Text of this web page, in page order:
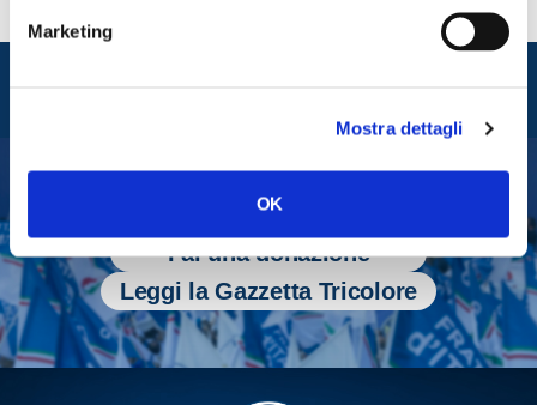
Marketing
Mostra dettagli
OK
Tesserati
Fai una donazione
Leggi la Gazzetta Tricolore